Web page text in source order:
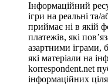
Інформаційний
ігри на реальні та/
приймає ні в якій
платежів, які
азартними іграми,
які матеріали на
korrespondent.net
інформаційних